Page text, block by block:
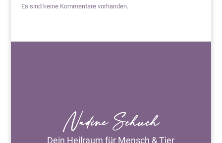
Es sind keine Kommentare vorhanden.
Nadine Schuch
Dein Heilraum für Mensch & Tier